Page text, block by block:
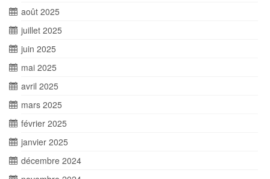
août 2025
juillet 2025
juin 2025
mai 2025
avril 2025
mars 2025
février 2025
janvier 2025
décembre 2024